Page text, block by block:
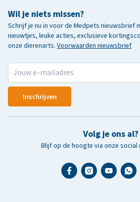
Wil je niets missen?
Schrijf je nu in voor de Medpets nieuwsbrief
nieuwtjes, leuke acties, exclusieve
onze dierenarts. Voorwaarden nieuwsbrief
Inschrijven
Volg je ons al?
Blijf op de hoogte via onze social